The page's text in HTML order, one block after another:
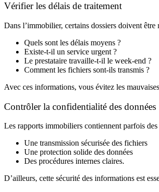
Vérifier les délais de traitement
Dans l’immobilier, certains dossiers doivent
Quels sont les délais moyens ?
Existe-t-il un service urgent ?
Le prestataire travaille-t-il le week-end ?
Comment les fichiers sont-ils transmis ?
Avec ces informations, vous évitez les
Contrôler la confidentialité des données
Les rapports immobiliers contiennent parfois
Une transmission sécurisée des fichiers
Une protection solide des données
Des procédures internes claires.
D’ailleurs, cette sécurité des informations est